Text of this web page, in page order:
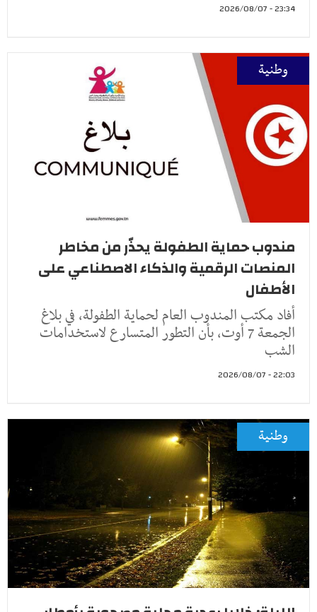
23:34 - 2026/08/07
وطنية
مندوب حماية الطفولة يحذّر من مخاطر
المنصات الرقمية والذكاء الاصطناعي على
الأطفال
أفاد مكتب المندوب العام لحماية الطفولة، في بلاغ
الجمعة 7 أوت، بأن التطور المتسارع لاستخدامات
الشب
22:03 - 2026/08/07
وطنية